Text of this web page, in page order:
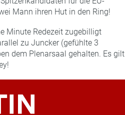
Mann ihren Hut in den Ring!
Minute Redezeit zugebilligt
zu Juncker (gefühlte 3
dem Plenarsaal gehalten. Es gilt